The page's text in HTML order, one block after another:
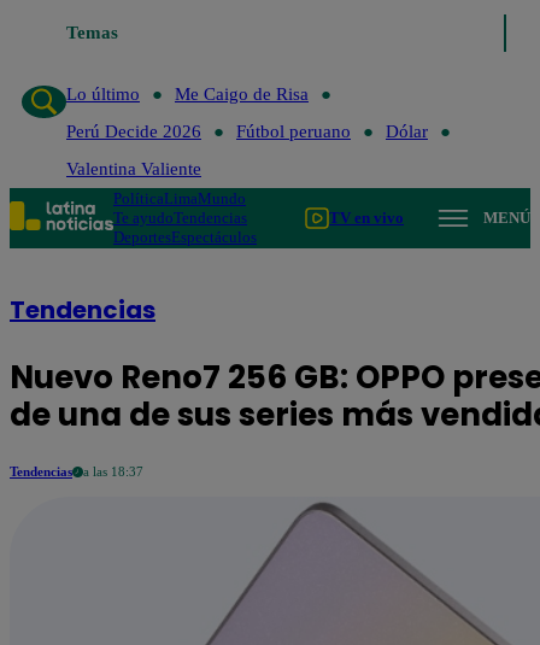
Temas
Lo último Me Caigo de Risa
Lo último
Me Caigo de Risa
Perú Decide 2026
Fútbol peruano
Dólar
Valentina Valiente
PolíticaLimaMundo
Te ayudoTendencias
DeportesEspectáculos
TV en vivo MENÚ
Tendencias
Nuevo Reno7 256 GB: OPPO
de una de sus series más
Tendencias a las 18:37